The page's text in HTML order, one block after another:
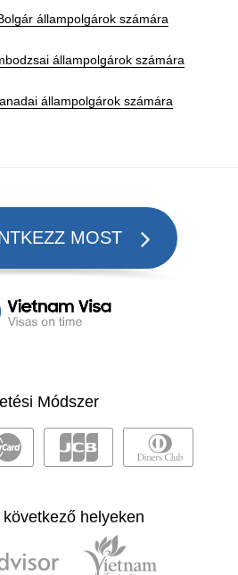
állampolgárok számára
állampolgárok számára
állampolgárok számára
MOST
Módszer
helyeken